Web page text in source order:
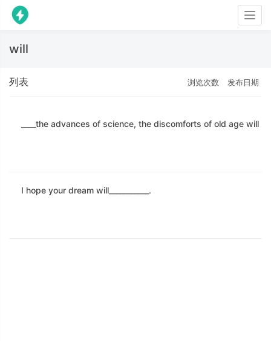
will
列表 浏览次数 发布日期
____the advances of science, the discomforts of old age will
I hope your dream will___________.